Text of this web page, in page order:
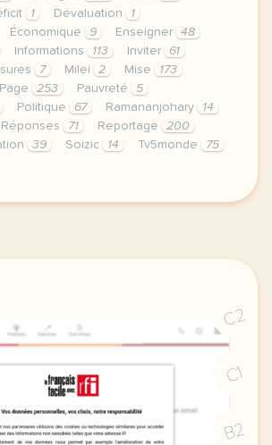
1 Dévaluation
1
Économique 9 Enseigner
48
Informations 113 Inviter
61
7 Milei 2 Mise
173
Page 253 Pauvreté
5
Politique 67 Ramananjohary
14
Réponses 71 Reportage
200
39 Soizic 14 Tv5monde
75
votre vie privee est une priorite
C2
C1
B2